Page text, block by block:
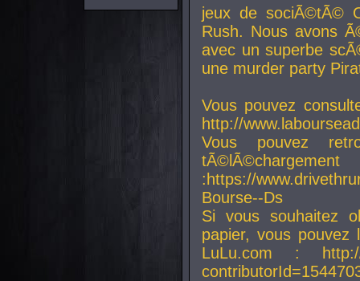
jeux de sociÃ©tÃ©
Rush. Nous avons
avec un superbe
une murder party
Vous pouvez
http://
Vous pouvez
:https://
Bourse--Ds
Si vous souhaitez
papier, vous
LuLu.com : http://